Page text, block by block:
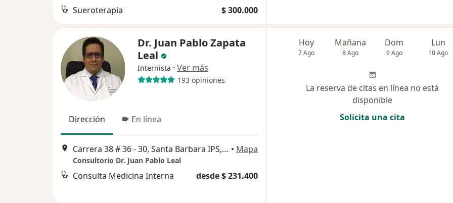
Sueroterapia $ 300.000
Dr. Juan Pablo Zapata
Leal
Internista · Ver más
193 opiniones
Dirección En línea
Carrera 38 # 36 - 30, Santa Barbara IPS, Villavicencio • Mapa
Consultorio Dr. Juan Pablo Leal
Consulta Medicina Interna desde $ 231.400
Hoy
7 Ago
Mañana
8 Ago
Dom
9 Ago
Lun
10 Ago
La reserva de citas en línea no está
disponible
Solicita una cita